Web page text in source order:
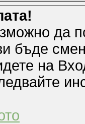
да
бъде
на